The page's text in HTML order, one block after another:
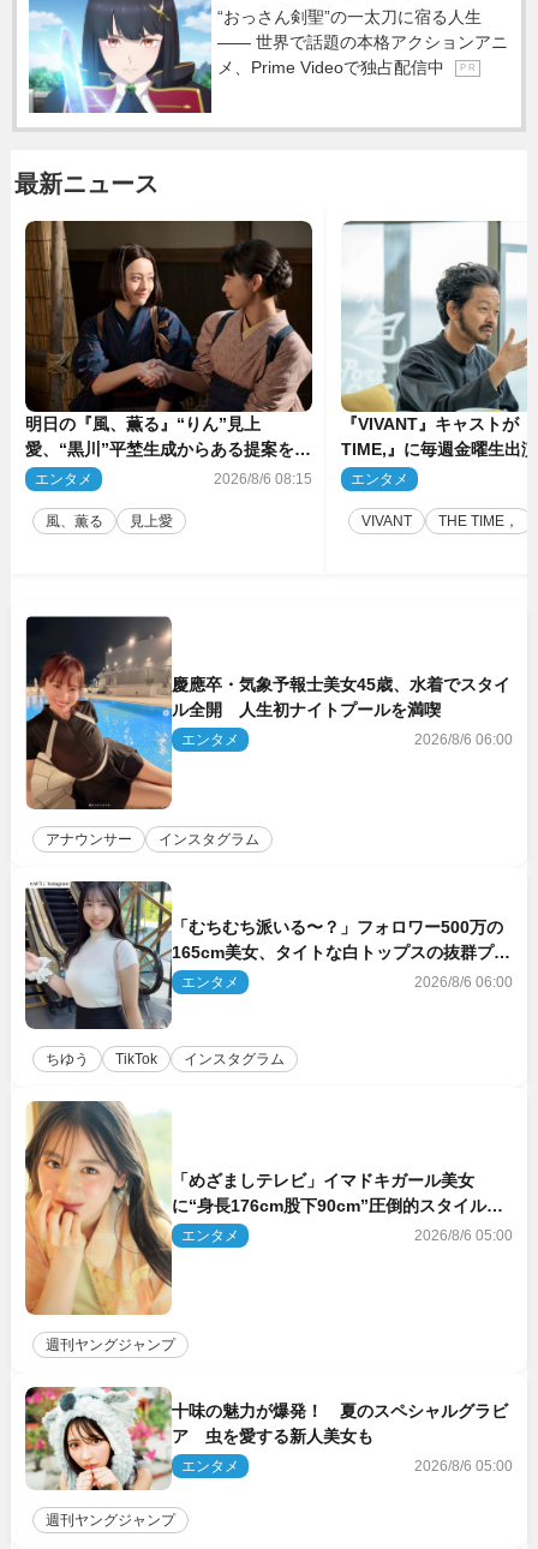
“おっさん剣聖”の一太刀に宿る人生
―― 世界で話題の本格アクションアニ
メ、Prime Videoで独占配信中
P R
最新ニュース
明日の『風、薫る』“りん”見上
愛、“黒川”平埜生成からある提案を受
ける
エンタメ 2026/8/6 08:15
風、薫る 見上愛
『VIVANT』キャストが
TIME,』に毎週金曜生出
リ役・山中崇
エンタメ
VIVANT THE TIME，
慶應卒・気象予報士美女45歳、水着でスタイ
ル全開 人生初ナイトプールを満喫
エンタメ 2026/8/6 06:00
アナウンサー インスタグラム
「むちむち派いる〜？」フォロワー500万の
165cm美女、タイトな白トップスの抜群プロ
ポーションにネット衝撃
エンタメ 2026/8/6 06:00
ちゆう TikTok インスタグラム
「めざましテレビ」イマドキガール美女
に“身長176cm股下90cm”圧倒的スタイルの
美女も ヤンジャン最新号
エンタメ 2026/8/6 05:00
週刊ヤングジャンプ
十味の魅力が爆発！ 夏のスペシャルグラビ
ア 虫を愛する新人美女も
エンタメ 2026/8/6 05:00
週刊ヤングジャンプ